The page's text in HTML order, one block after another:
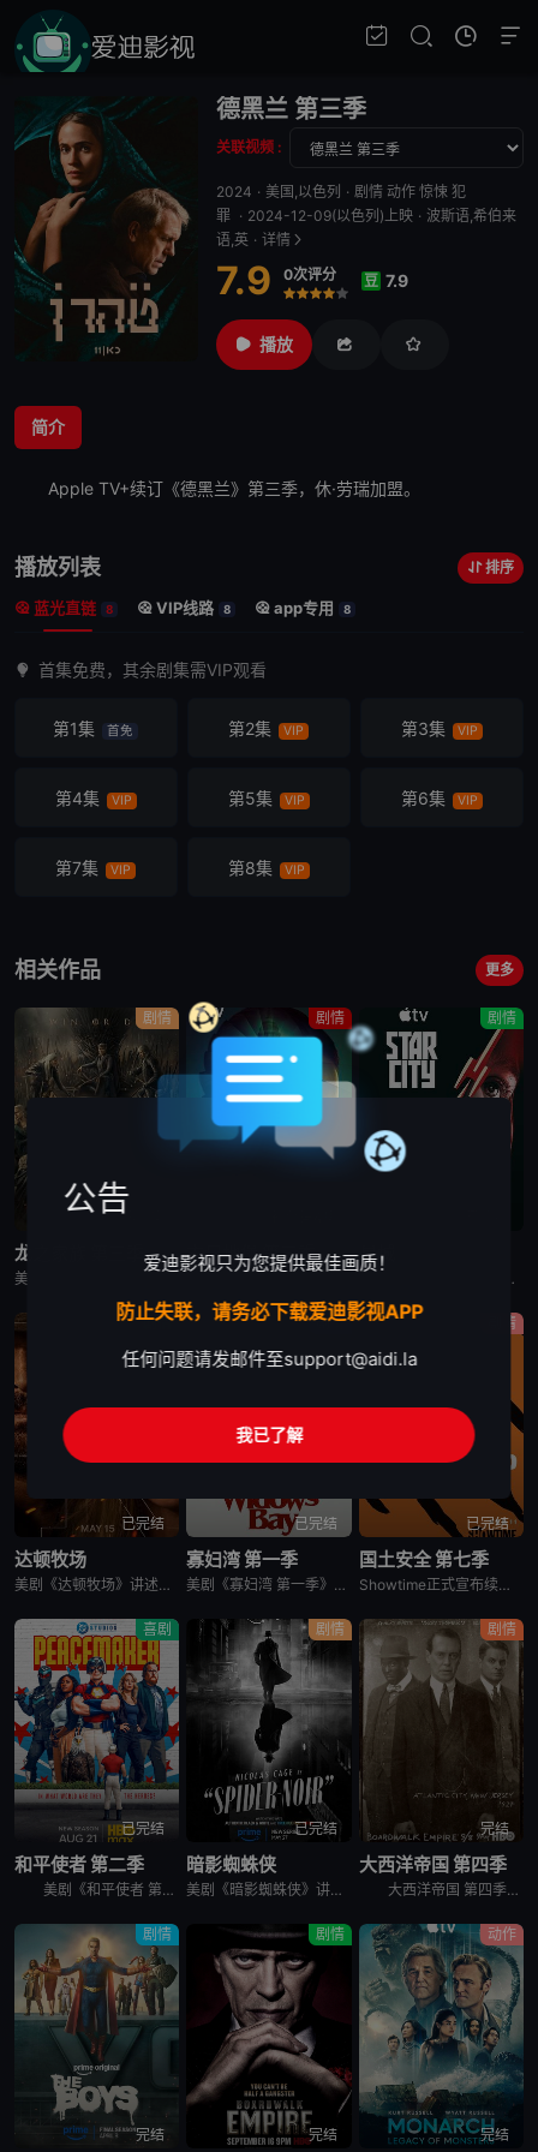
德黑兰 第三季
关联视频 :
2024 · 美国,以色列 · 剧情 动作 惊悚 犯
罪 · 2024-12-09(以色列)上映 · 波斯语,希伯来
语,英 · 详情
7.9 0次评分
很差
较差
还行推荐力荐
豆 7.9
播放
简介
Apple TV+续订《德黑兰》第三季，休·劳瑞加盟。
播放列表 排序
蓝光直链 8 VIP线路 8 app专用 8
首集免费，其余剧集需VIP观看
第1集 首免 第2集 VIP 第3集 VIP
第4集 VIP 第5集 VIP 第6集 VIP
第7集 VIP 第8集 VIP
相关作品 更多
剧情
更新至第7集
龙之家族 第三季
剧情
末日地堡 第三季
剧情
星城
美剧《星城》为太空竞赛题材剧《为全人类》的衍生剧，是同一设定下的全新篇章。《星城》将我们带回太空竞赛另类历史重述的关键时刻——苏联成为首个实现载人登月的国家。但这次，我们将从铁幕后方探索这个故事，展现
剧情
已完结
达顿牧场
美剧《达顿牧场》讲述了，抛开《黄石》时期经历的阴影，Beth和Rip努力共筑未来，但他们遭遇了残酷的新现实，以及一家不择手段、只为保住自己帝国的无情敌对牧场。在南得克萨斯州，血脉之深远胜于一切，宽恕转
剧情
已完结
寡妇湾 第一季
美剧《寡妇湾 第一季》讲述了，新英格兰外海40英里处的寡妇湾，终年被迷雾笼罩。这里流传着百年前的海难传说，所有出海的渔民葬身深海，只留下满岛寡妇与一道血色诅咒。新任市长汤姆·洛夫蒂斯决心振兴衰败的小镇
剧情
已完结
国土安全 第七季
Showtime正式宣布续订《国土安全》第7季。
喜剧
已完结
和平使者 第二季
美剧《和平使者 第二季》英文名为：Peacemaker Season 2。和平使者的正义联盟面试似乎不太顺利，同时他和朋友们面对着天眼局的威胁，必须比以往更加团结。
剧情
已完结
暗影蜘蛛侠
美剧《暗影蜘蛛侠》讲述了，私家侦探本·莱利接下了几个看似简单的案子…结果却被黑帮、怪物和一个神秘的蛇蝎美人卷入一张阴谋之网，使他不得不再度面对自己曾经的身份：纽约唯一的超级英雄&quot;蜘蛛&quo
剧情
完结
大西洋帝国 第四季
大西洋帝国 第四季英文名为Boardwalk Empire Season 4，在第三季播出三集后，《大西洋帝国 Boardwalk Empire》得到了HBO台新季即第四季的预订。 &nbsp;
剧情
完结
剧情
完结
动作
完结
公告
爱迪影视只为您提供最佳画质！
防止失联，请务必下载爱迪影视APP
任何问题请发邮件至support@aidi.la
我已了解